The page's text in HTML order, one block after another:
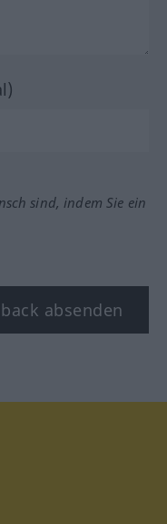
sind, indem Sie ein
absenden